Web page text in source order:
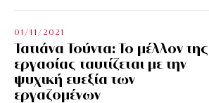
01/11/2021
Τατιάνα Τούντα: Το μέλλον της
εργασίας ταυτίζεται με την
ψυχική ευεξία των
εργαζομένων